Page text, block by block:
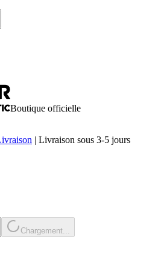
Boutique officielle
| Livraison sous 3-5 jours
Chargement...